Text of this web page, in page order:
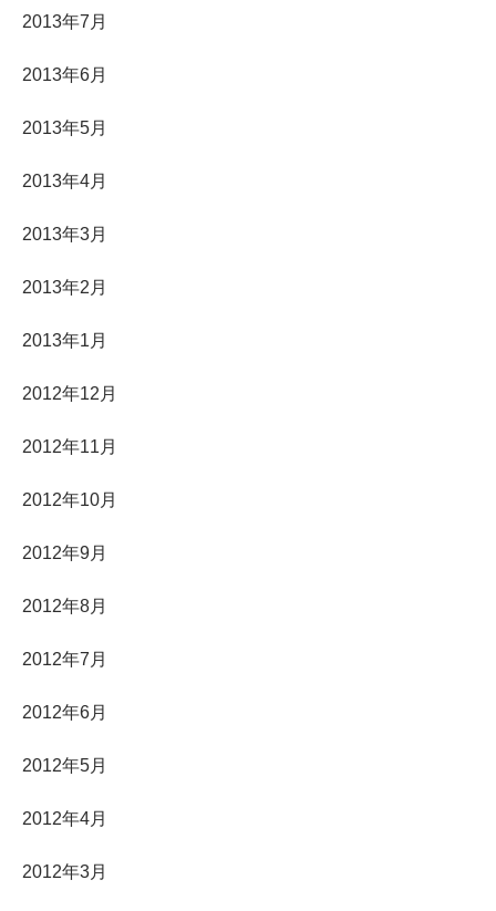
2013年7月
2013年6月
2013年5月
2013年4月
2013年3月
2013年2月
2013年1月
2012年12月
2012年11月
2012年10月
2012年9月
2012年8月
2012年7月
2012年6月
2012年5月
2012年4月
2012年3月